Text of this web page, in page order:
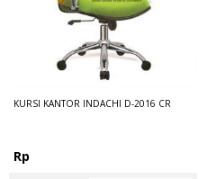
KURSI KANTOR INDACHI D-2016 CR
Rp